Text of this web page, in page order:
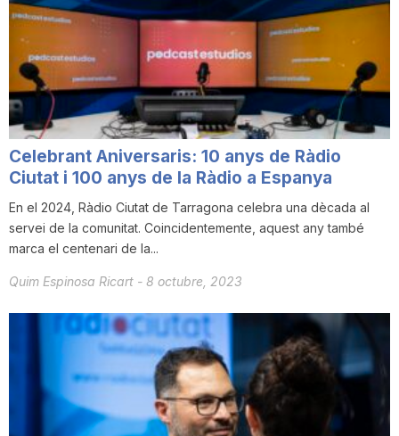
e
T
a
Celebrant Aniversaris: 10 anys de Ràdio
Ciutat i 100 anys de la Ràdio a Espanya
En el 2024, Ràdio Ciutat de Tarragona celebra una dècada al
servei de la comunitat. Coincidentemente, aquest any també
marca el centenari de la...
Quim Espinosa Ricart - 8 octubre, 2023